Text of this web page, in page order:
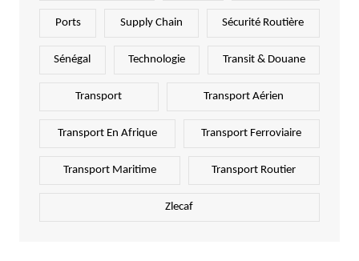
Ports Supply Chain Sécurité Routière
Sénégal Technologie Transit & Douane
Transport Transport Aérien
Transport En Afrique Transport Ferroviaire
Transport Maritime Transport Routier
Zlecaf